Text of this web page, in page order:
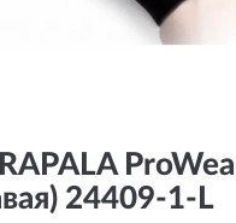
24409-1-L